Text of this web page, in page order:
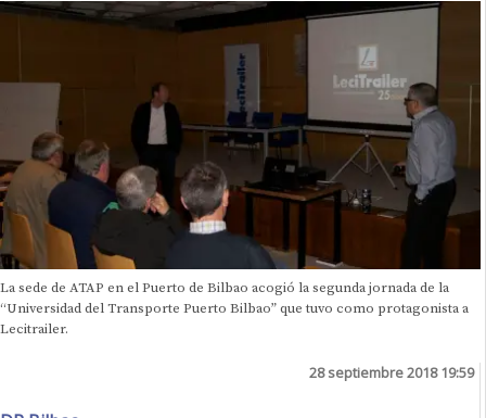
La sede de ATAP en el Puerto de Bilbao acogió la segunda jornada de la
“Universidad del Transporte Puerto Bilbao” que tuvo como protagonista a
Lecitrailer.
28 septiembre 2018 19:59